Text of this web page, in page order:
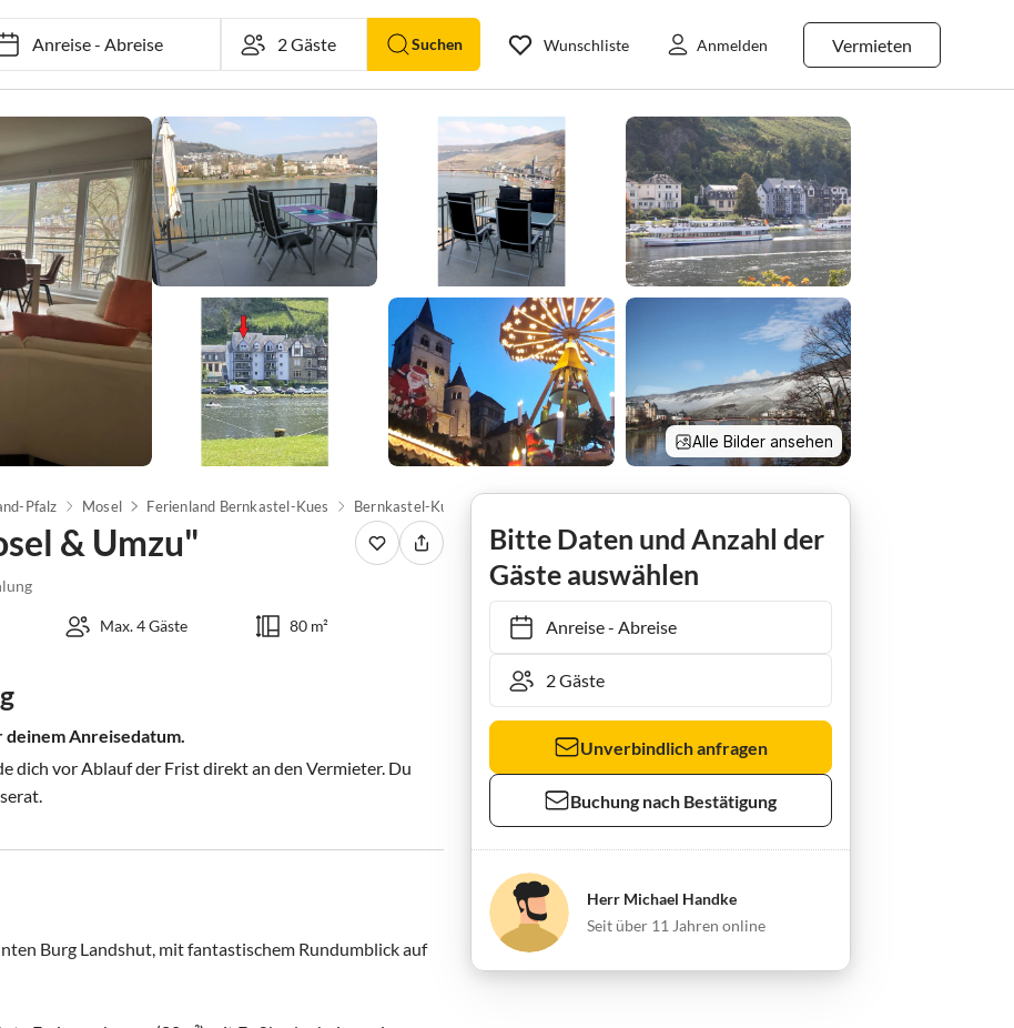
Anreise-Abreise Suchen Vermieten
Wunschliste Anmelden
Alle Bilder ansehen
Pfalz Mosel Ferienland Bernkastel-Kues Bernkastel-Kues
& Umzu"
Max. 4 Gäste 80 m²
deinem Anreisedatum.
dich vor Ablauf der Frist direkt an den Vermieter. Du
Burg Landshut, mit fantastischem Rundumblick auf
Bitte Daten und Anzahl der
Gäste auswählen
Anreise- Abreise
Unverbindlich anfragen
Buchung nach Bestätigung
Herr Michael Handke
Seit über 11 Jahren online